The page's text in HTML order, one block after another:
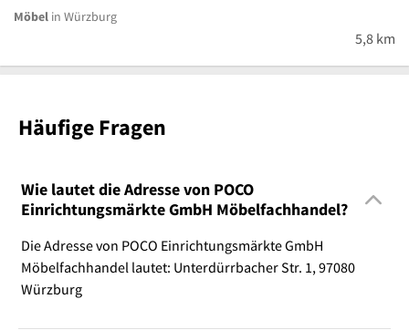
Möbel in Würzburg
5,8 km
Häufige Fragen
Wie lautet die Adresse von POCO
Einrichtungsmärkte GmbH Möbelfachhandel?
Die Adresse von POCO Einrichtungsmärkte GmbH
Möbelfachhandel lautet: Unterdürrbacher Str. 1, 97080
Würzburg